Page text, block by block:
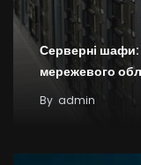
Серверні шафи:
мережевого
By admin